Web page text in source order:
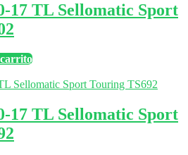
17 TL Sellomatic Sport
17 TL Sellomatic Sport